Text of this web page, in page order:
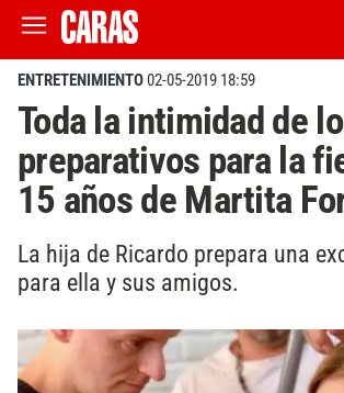
ENTRETENIMIENTO02-05-2019 18:59
Toda la intimidad de
preparativos para la
15 años de Martita
La hija de Ricardo prepara una
para ella y sus amigos.